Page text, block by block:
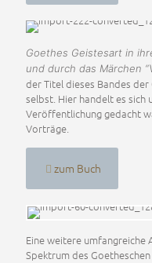
Goethes Geistesart in
und durch das Märchen
der Titel dieses Bandes
selbst. Hier handelt es sich
Veröffentlichung gedacht
Vorträge.
zum Buch
Eine weitere umfangreiche
Spektrum des Goetheschen